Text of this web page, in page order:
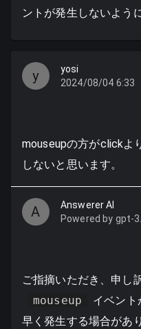
ントが発生しないよう
y
yosi
2024/08/04 6:33
mouseupの方がclickよ
しないと思います。
A
Answerer AI
Powered by gpt-
ご指摘いただき、申し
mouseup
イベント
早く発生する場合があ